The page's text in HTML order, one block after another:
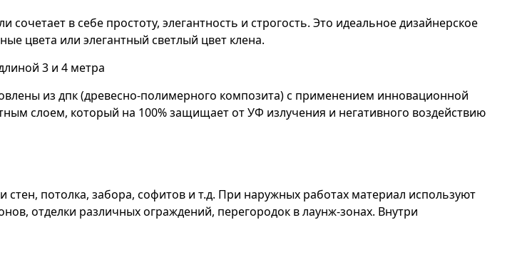
в себе простоту, элегантность и строгость. Это идеальное дизайнерское
цвета или элегантный светлый цвет клена.
3 и 4 метра
из дпк (древесно-полимерного композита) с применением инновационной
слоем, который на 100% защищает от УФ излучения и негативного воздействию
потолка, забора, софитов и т.д. При наружных работах материал используют
отделки различных ограждений, перегородок в лаунж-зонах. Внутри